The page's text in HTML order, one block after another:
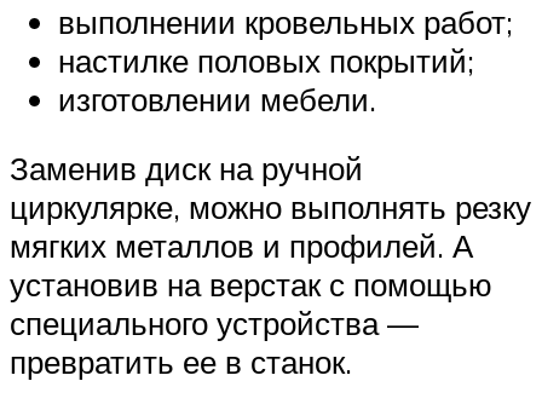
выполнении кровельных работ;
настилке половых покрытий;
изготовлении мебели.
Заменив диск на ручной
циркулярке, можно выполнять резку
мягких металлов и профилей. А
установив на верстак с помощью
специального устройства —
превратить ее в станок.